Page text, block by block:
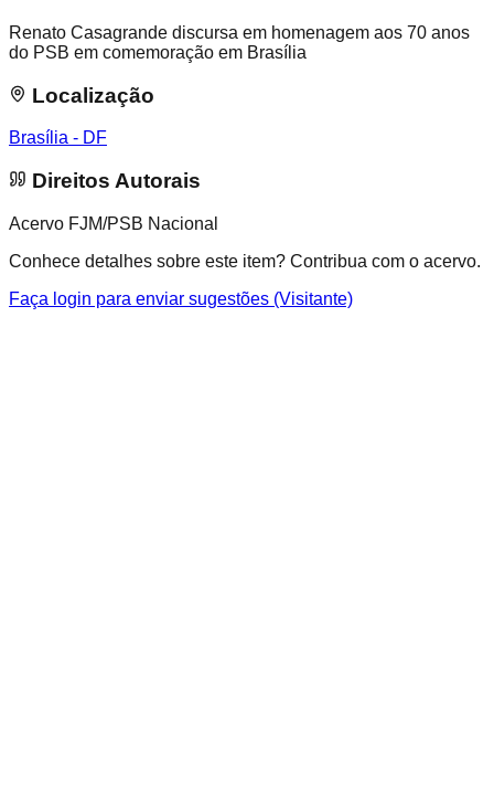
Renato Casagrande discursa em homenagem aos 70 anos
do PSB em comemoração em Brasília
Localização
Brasília - DF
Direitos Autorais
Acervo FJM/PSB Nacional
Conhece detalhes sobre este item? Contribua com o acervo.
Faça login para enviar sugestões (Visitante)